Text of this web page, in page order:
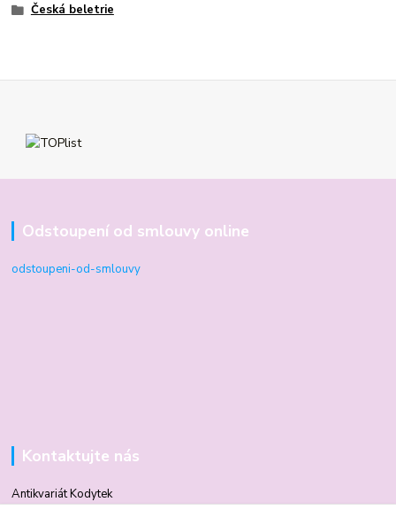
Česká beletrie
Odstoupení od smlouvy online
odstoupeni-od-smlouvy
Kontaktujte nás
Antikvariát Kodytek